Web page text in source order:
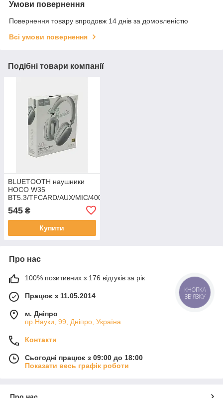
Умови повернення
Повернення товару впродовж 14 днів за домовленістю
Всі умови повернення
Подібні товари компанії
BLUETOOTH наушники
HOCO W35
BT5.3/TFCARD/AUX/MIC/400MAH
DESIGN)
545 ₴
Купити
Про нас
100% позитивних з 176 відгуків за рік
Працює з 11.05.2014
м. Дніпро
пр.Науки, 99, Дніпро, Україна
Контакти
Сьогодні працює з 09:00 до 18:00
Показати весь графік роботи
КНОПКА
ЗВ'ЯЗКУ